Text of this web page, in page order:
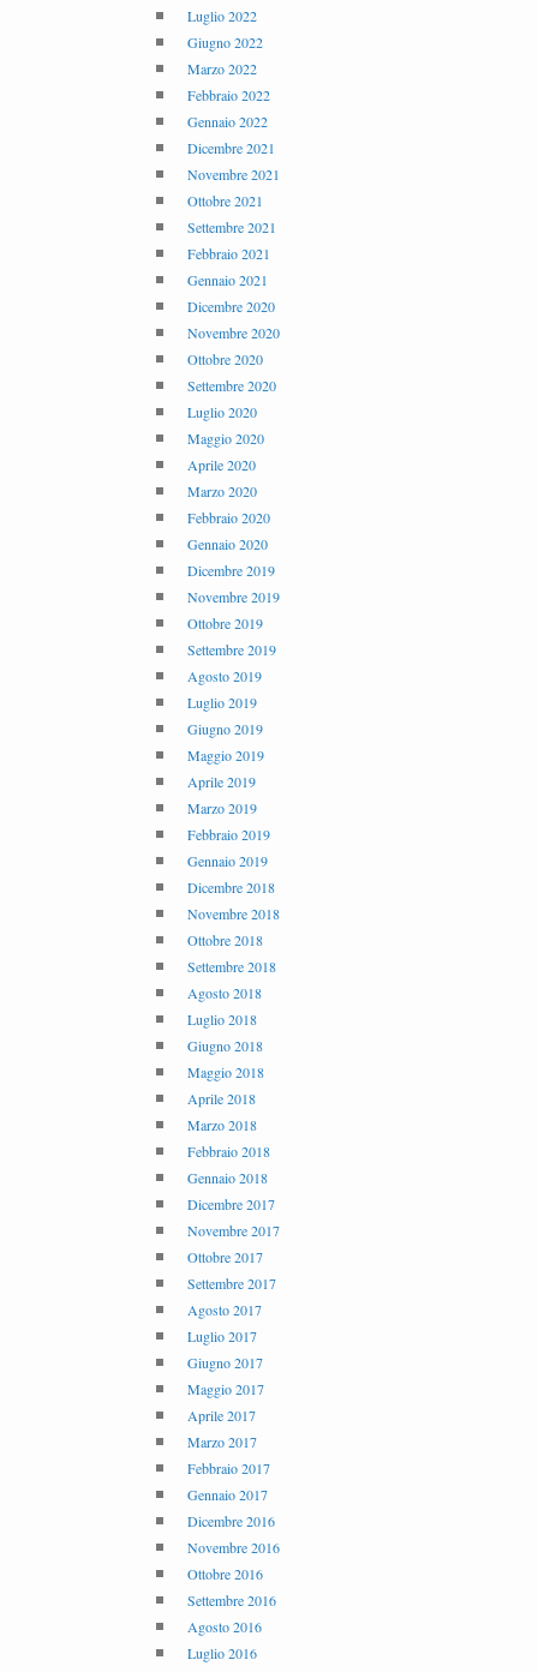
Luglio 2022
Giugno 2022
Marzo 2022
Febbraio 2022
Gennaio 2022
Dicembre 2021
Novembre 2021
Ottobre 2021
Settembre 2021
Febbraio 2021
Gennaio 2021
Dicembre 2020
Novembre 2020
Ottobre 2020
Settembre 2020
Luglio 2020
Maggio 2020
Aprile 2020
Marzo 2020
Febbraio 2020
Gennaio 2020
Dicembre 2019
Novembre 2019
Ottobre 2019
Settembre 2019
Agosto 2019
Luglio 2019
Giugno 2019
Maggio 2019
Aprile 2019
Marzo 2019
Febbraio 2019
Gennaio 2019
Dicembre 2018
Novembre 2018
Ottobre 2018
Settembre 2018
Agosto 2018
Luglio 2018
Giugno 2018
Maggio 2018
Aprile 2018
Marzo 2018
Febbraio 2018
Gennaio 2018
Dicembre 2017
Novembre 2017
Ottobre 2017
Settembre 2017
Agosto 2017
Luglio 2017
Giugno 2017
Maggio 2017
Aprile 2017
Marzo 2017
Febbraio 2017
Gennaio 2017
Dicembre 2016
Novembre 2016
Ottobre 2016
Settembre 2016
Agosto 2016
Luglio 2016